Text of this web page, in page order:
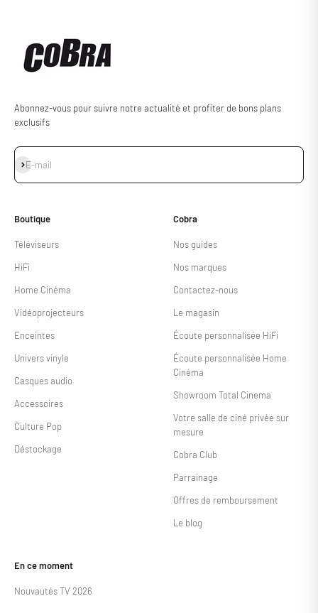
Abonnez-vous pour suivre notre actualité et profiter de bons plans
exclusifs
E-mail
S'inscrire
Boutique
Téléviseurs
HiFi
Home Cinéma
Vidéoprojecteurs
Enceintes
Univers vinyle
Casques audio
Accessoires
Culture Pop
Déstockage
Cobra
Nos guides
Nos marques
Contactez-nous
Le magasin
Écoute personnalisée HiFi
Écoute personnalisée Home
Cinéma
Showroom Total Cinema
Votre salle de ciné privée sur
mesure
Cobra Club
Parrainage
Offres de remboursement
Le blog
En ce moment
Nouvautés TV 2026